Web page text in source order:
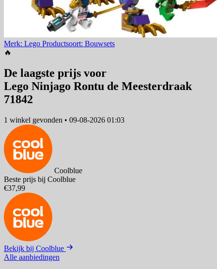
Merk: Lego Productsoort: Bouwsets
🔥
De laagste prijs voor
Lego Ninjago Rontu de Meesterdraak
71842
1 winkel gevonden • 09-08-2026 01:03
Coolblue
Beste prijs bij Coolblue
€37,99
Bekijk bij Coolblue
Alle aanbiedingen